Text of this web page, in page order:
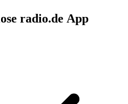
radio.de App